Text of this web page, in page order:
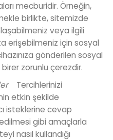
mecburidir. Örneğin,
birlikte, sitemizde
veya ilgili
erişebilmeniz için sosyal
gönderilen sosyal
zorunlu çerezdir.
Tercihlerinizi
etkin şekilde
isteklerine cevap
gibi amaçlarla
nasıl kullandığı